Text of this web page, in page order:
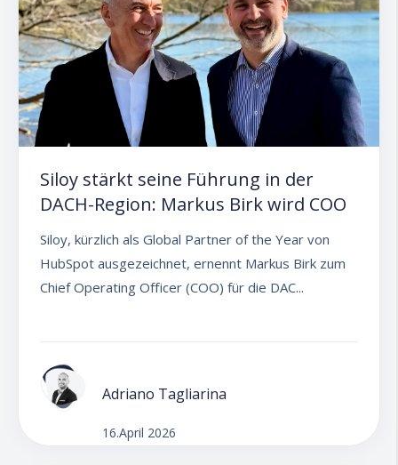
Siloy stärkt seine Führung in der
DACH-Region: Markus Birk wird COO
Siloy, kürzlich als Global Partner of the Year von
HubSpot ausgezeichnet, ernennt Markus Birk zum
Chief Operating Officer (COO) für die DAC...
Adriano Tagliarina
16.April 2026